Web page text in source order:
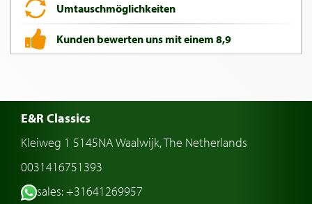
Umtauschmöglichkeiten
Kunden bewerten uns mit einem 8,9
E&R Classics
Kleiweg 1 5145NA Waalwijk, The Netherlands
0031416751393
sales: +31641269957